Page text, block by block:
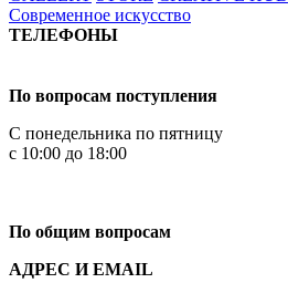
Современное искусство
ТЕЛЕФОНЫ
По вопросам поступления
С понедельника по пятницу
с 10:00 до 18:00
По общим вопросам
АДРЕС И EMAIL